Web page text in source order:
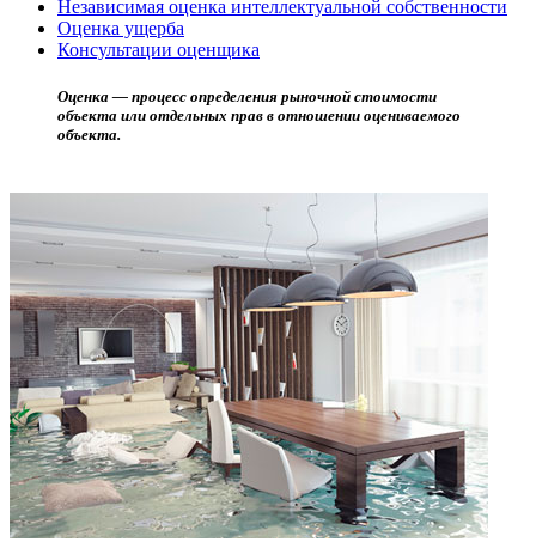
Независимая оценка интеллектуальной собственности
Оценка ущерба
Консультации оценщика
Оценка — процесс определения рыночной стоимости
объекта или отдельных прав в отношении оцениваемого
объекта.